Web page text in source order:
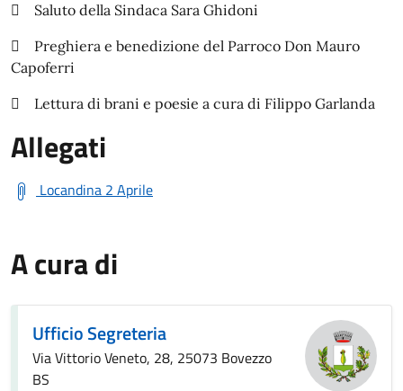
 Saluto della Sindaca Sara Ghidoni
 Preghiera e benedizione del Parroco Don Mauro
Capoferri
 Lettura di brani e poesie a cura di Filippo Garlanda
Allegati
Locandina 2 Aprile
A cura di
Ufficio Segreteria
Via Vittorio Veneto, 28, 25073 Bovezzo
BS